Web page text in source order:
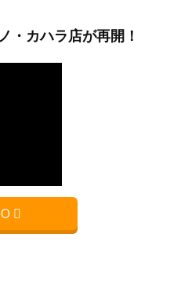
・カハラ店が再開！